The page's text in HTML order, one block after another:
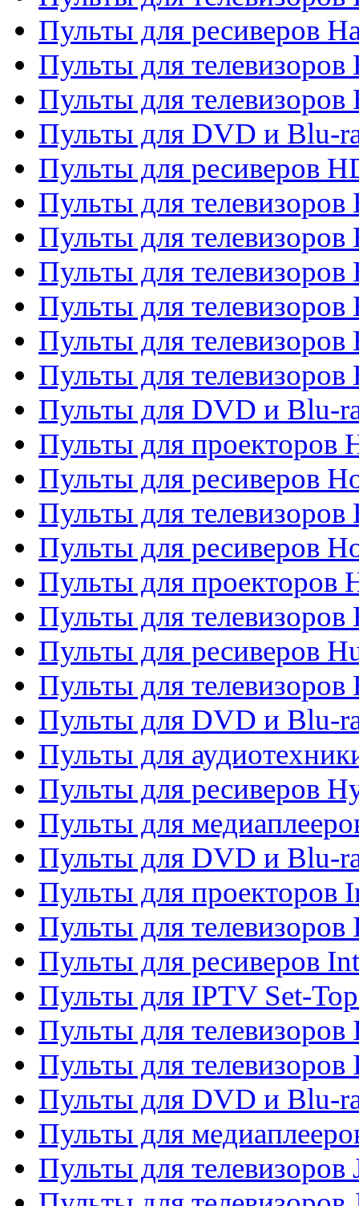
Пульты для ресиверов
Пульты для телевизоров
Пульты для телевизоров
Пульты для DVD и Blu-
Пульты для ресиверов
Пульты для
Пульты для телевизоров
Пульты для телевизоров
Пульты для телевизоров
Пульты для телевизоров
Пульты для телевизоров
Пульты для DVD и Blu-
Пульты для проекторов
Пульты для ресиверов
Пульты для
Пульты для ресиверов
Пульты для проекторов
Пульты для телевизоров
Пульты для ресиверов
Пульты для
Пульты для DVD и Blu-
Пульты для
Пульты для ресиверов
Пульты для
Пульты для DVD и Blu-
Пульты для проекторов
Пульты для
Пульты для ресиверов
Пульты для IPTV Set-
Пульты для телевизоров
Пульты для телевизоров
Пульты для DVD и Blu-
Пульты для
Пульты для телевизоров